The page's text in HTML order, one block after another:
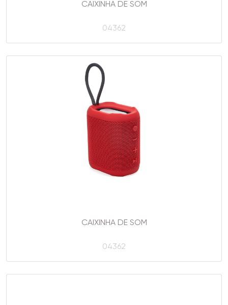
CAIXINHA DE SOM
04362
CAIXINHA DE SOM
04362